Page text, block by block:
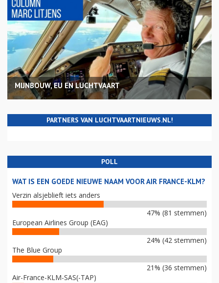
MIJNBOUW, EU EN LUCHTVAART
PARTNERS VAN LUCHTVAARTNIEUWS.NL!
POLL
WAT IS EEN GOEDE NIEUWE NAAM VOOR AIR FRANCE-KLM?
Verzin alsjeblieft iets anders
47% (81 stemmen)
European Airlines Group (EAG)
24% (42 stemmen)
The Blue Group
21% (36 stemmen)
Air-France-KLM-SAS(-TAP)